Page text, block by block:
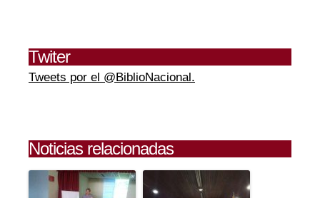
Twiter
Tweets por el @BiblioNacional.
Noticias relacionadas